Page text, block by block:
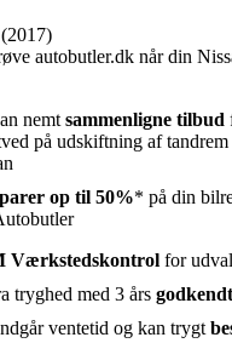
autobutler.dk når din
nemt sammenligne tilbud
på udskiftning af
op til 50%* på din
Værkstedskontrol for
tryghed med 3 års
ventetid og kan trygt